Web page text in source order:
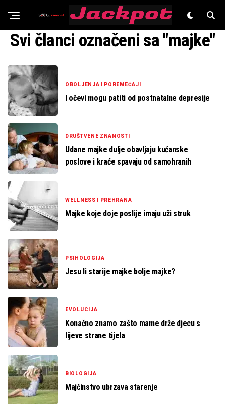
Znanost
Svi članci označeni sa "majke"
OBOLJENJA I POREMEĆAJI
I očevi mogu patiti od postnatalne depresije
DRUŠTVENE ZNANOSTI
Udane majke dulje obavljaju kućanske
poslove i kraće spavaju od samohranih
WELLNESS I PREHRANA
Majke koje doje poslije imaju uži struk
PSIHOLOGIJA
Jesu li starije majke bolje majke?
EVOLUCIJA
Konačno znamo zašto mame drže djecu s
lijeve strane tijela
BIOLOGIJA
Majčinstvo ubrzava starenje